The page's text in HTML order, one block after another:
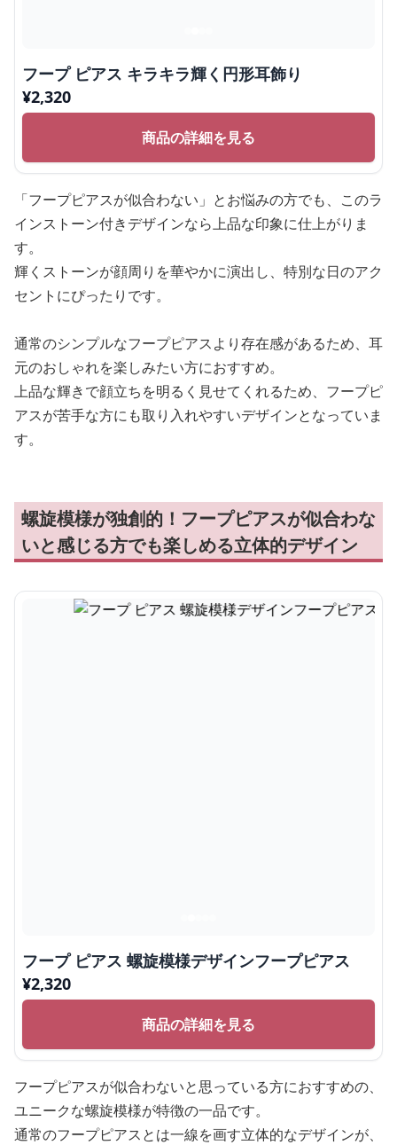
フープ ピアス キラキラ輝く円形耳飾り
¥2,320
商品の詳細を見る
「フープピアスが似合わない」とお悩みの方でも、このラ
インストーン付きデザインなら上品な印象に仕上がりま
す。
輝くストーンが顔周りを華やかに演出し、特別な日のアク
セントにぴったりです。
通常のシンプルなフープピアスより存在感があるため、耳
元のおしゃれを楽しみたい方におすすめ。
上品な輝きで顔立ちを明るく見せてくれるため、フープピ
アスが苦手な方にも取り入れやすいデザインとなっていま
す。
螺旋模様が独創的！フープピアスが似合わな
いと感じる方でも楽しめる立体的デザイン
フープ ピアス 螺旋模様デザインフープピアス
¥2,320
商品の詳細を見る
フープピアスが似合わないと思っている方におすすめの、
ユニークな螺旋模様が特徴の一品です。
通常のフープピアスとは一線を画す立体的なデザインが、